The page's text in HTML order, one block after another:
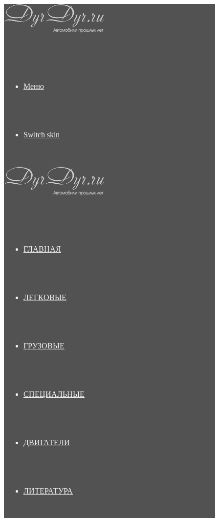
Меню
Switch skin
ГЛАВНАЯ
ЛЕГКОВЫЕ
ГРУЗОВЫЕ
СПЕЦИАЛЬНЫЕ
ДВИГАТЕЛИ
ЛИТЕРАТУРА